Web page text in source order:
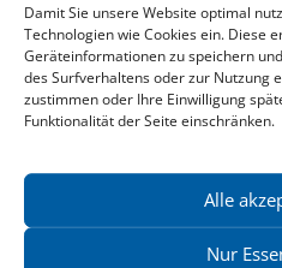
Damit Sie unsere Website optimal
Technologien wie Cookies ein. Diese
Geräteinformationen zu speichern
des Surfverhaltens oder zur Nutzung
zustimmen oder Ihre Einwilligung
Funktionalität der Seite einschränken.
Alle
Nur
Aktuelle Vorschau
Entdecken Sie das aktuelle zu-
Hier finden Sie die
reinlesen oder herunterladen.
Download: Vorschau zu
Mehr aktuelle Vorschauen
News zu aktuellen Neuheiten
Verlag – jederzeit wieder